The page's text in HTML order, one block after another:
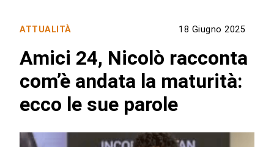
ATTUALITÀ 18 Giugno 2025
Amici 24, Nicolò racconta
com’è andata la maturità:
ecco le sue parole